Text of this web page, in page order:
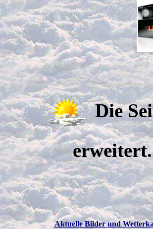
Die
Aktuelle Bilder und